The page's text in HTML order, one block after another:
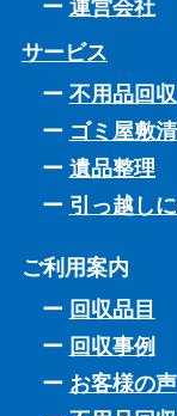
運営会社
サービス
不用品回収
ゴミ屋敷
遺品整理
引っ越し
ご利用案内
回収品目
回収事例
お客様の声